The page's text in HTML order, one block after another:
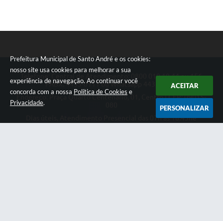
Prefeitura Municipal de Santo André e os cookies:
nosso site usa cookies para melhorar a sua
experiência de navegação. Ao continuar você
concorda com a nossa Política de Cookies e
Privacidade.
ACEITAR
PERSONALIZAR
Telefone: Central de Atendimento: 0800 019 19 44 ou 156
PABX: 4433-0111 ou Whatsapp 4433-0123
Endereço: Praça Quarto Centenário, 01, Centro | CEP: 09015-
Dias úteis, Atendimento Presencial das 07h as 18:45he